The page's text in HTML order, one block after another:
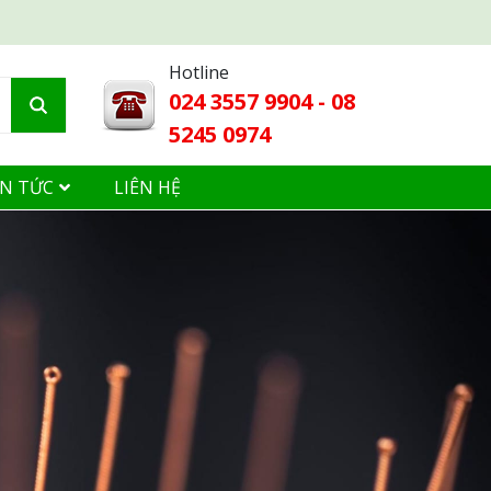
Hotline
024 3557 9904 - 08
5245 0974
TỨC LIÊN HỆ